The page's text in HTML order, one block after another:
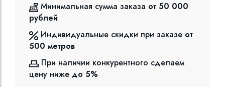
Минимальная сумма заказа от 50 000
рублей
Индивидуальные скидки при заказе от
500 метров
При наличии конкурентного сделаем
цену ниже до 5%